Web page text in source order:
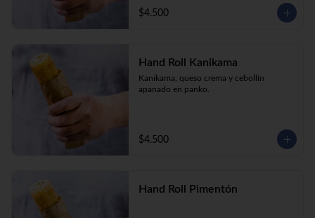
$4.500
Hand Roll Kanikama
Kanikama, queso crema y cebollín
apanado en panko.
$4.500
Hand Roll Pimentón